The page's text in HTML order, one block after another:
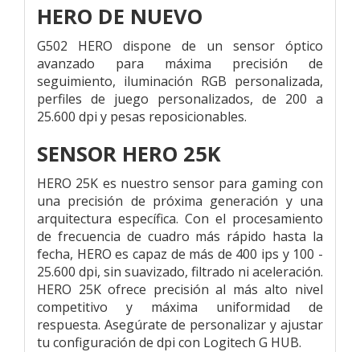
HERO DE NUEVO
G502 HERO dispone de un sensor óptico
avanzado para máxima precisión de
seguimiento, iluminación RGB personalizada,
perfiles de juego personalizados, de 200 a
25.600 dpi y pesas reposicionables.
SENSOR HERO 25K
HERO 25K es nuestro sensor para gaming con
una precisión de próxima generación y una
arquitectura específica. Con el procesamiento
de frecuencia de cuadro más rápido hasta la
fecha, HERO es capaz de más de 400 ips y 100 -
25.600 dpi, sin suavizado, filtrado ni aceleración.
HERO 25K ofrece precisión al más alto nivel
competitivo y máxima uniformidad de
respuesta. Asegúrate de personalizar y ajustar
tu configuración de dpi con Logitech G HUB.